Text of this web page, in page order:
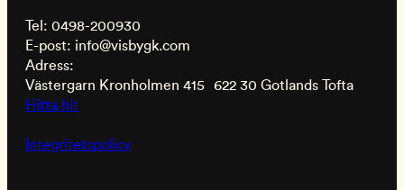
Tel: 0498-200930
E-post: info@visbygk.com
Adress:
Västergarn Kronholmen 415 622 30 Gotlands Tofta
Hitta hit
Integritetspolicy